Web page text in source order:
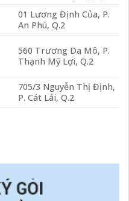
01 Lương Định Của, P.
An Phú, Q.2
560 Trương Da Mô, P.
Thạnh Mỹ Lợi, Q.2
705/3 Nguyễn Thị Định,
P. Cát Lái, Q.2